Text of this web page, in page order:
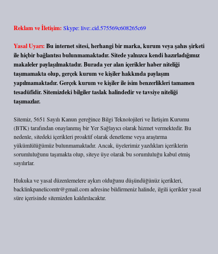
Reklam ve İletişim: Skype: live:.cid.575569c608265c69
Yasal Uyarı: Bu internet sitesi, herhangi bir marka, kurum veya şahıs şirketi
ile hiçbir bağlantısı bulunmamaktadır. Sitede yalnızca kendi hazırladığımız
makaleler paylaşılmaktadır. Burada yer alan içerikler haber niteliği
taşımamakta olup, gerçek kurum ve kişiler hakkında paylaşım
yapılmamaktadır. Gerçek kurum ve kişiler ile isim benzerlikleri tamamen
tesadüfidir. Sitemizdeki bilgiler taslak halindedir ve tavsiye niteliği
taşımazlar.
Sitemiz, 5651 Sayılı Kanun gereğince Bilgi Teknolojileri ve İletişim Kurumu
(BTK) tarafından onaylanmış bir Yer Sağlayıcı olarak hizmet vermektedir. Bu
nedenle, sitedeki içerikleri proaktif olarak denetleme veya araştırma
yükümlülüğümüz bulunmamaktadır. Ancak, üyelerimiz yazdıkları içeriklerin
sorumluluğunu taşımakta olup, siteye üye olarak bu sorumluluğu kabul etmiş
sayılırlar.
Hukuka ve yasal düzenlemelere aykırı olduğunu düşündüğünüz içerikleri,
backlinkpanelicomtr@gmail.comadresine bildirmeniz halinde, ilgili içerikler yasal
süre içerisinde sitemizden kaldırılacaktır.